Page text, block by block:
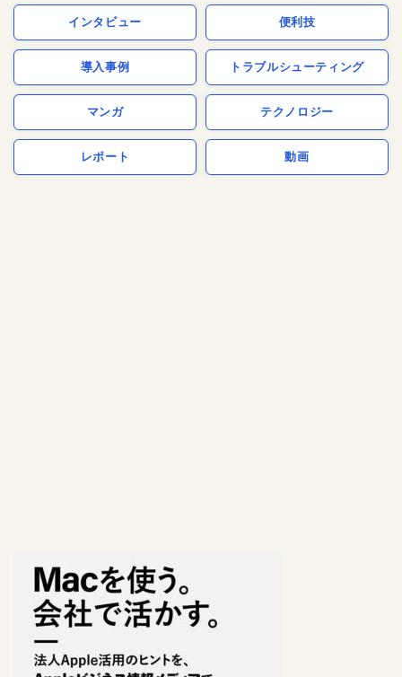
インタビュー 便利技
導入事例 トラブルシューティング
マンガ テクノロジー
レポート 動画